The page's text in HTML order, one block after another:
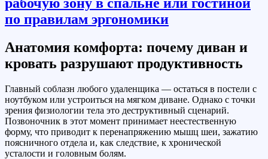
Анатомия комфорта: почему диван и
кровать разрушают продуктивность
Главный соблазн любого удаленщика — остаться в постели с
ноутбуком или устроиться на мягком диване. Однако с точки
зрения физиологии тела это деструктивный сценарий.
Позвоночник в этот момент принимает неестественную
форму, что приводит к перенапряжению мышц шеи, зажатию
поясничного отдела и, как следствие, к хронической
усталости и головным болям.